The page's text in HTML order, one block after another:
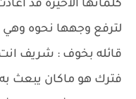
كلماتها الاخيره قد
لترفع وجهها نحوه
قائله بخوف : شريف
فترك هو ماكان يبعث به